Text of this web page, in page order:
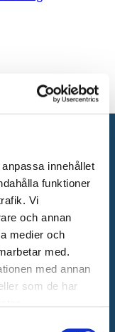
innehållet
funktioner
Vi
och annan
medier och
med.
med annan
som de har